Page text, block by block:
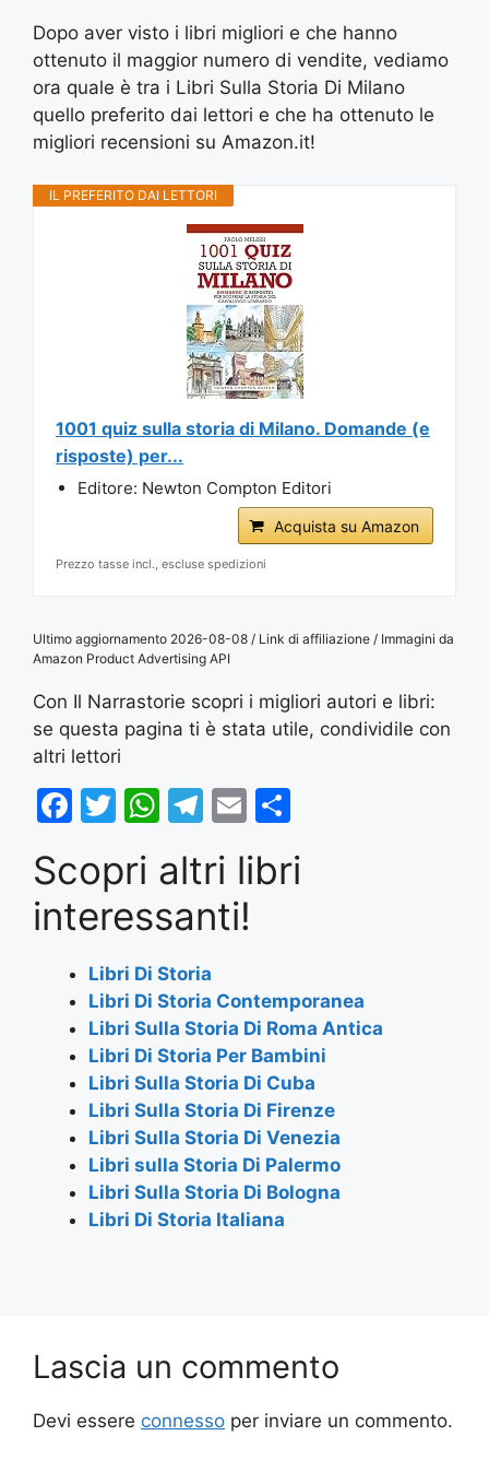
Dopo aver visto i libri migliori e che hanno
ottenuto il maggior numero di vendite, vediamo
ora quale è tra i Libri Sulla Storia Di Milano
quello preferito dai lettori e che ha ottenuto le
migliori recensioni su Amazon.it!
IL PREFERITO DAI LETTORI
1001 quiz sulla storia di Milano. Domande (e
risposte) per...
Editore: Newton Compton Editori
Acquista su Amazon
Prezzo tasse incl., escluse spedizioni
Ultimo aggiornamento 2026-08-08 / Link di affiliazione / Immagini da
Amazon Product Advertising API
Con Il Narrastorie scopri i migliori autori e libri:
se questa pagina ti è stata utile, condividile con
altri lettori
F
c
e
b
o
o
k
T
itt
er
W
at
s
A
p
p
T
e
gr
a
m
E
ai
l
ar
Scopri altri libri
interessanti!
Libri Di Storia
Libri Di Storia Contemporanea
Libri Sulla Storia Di Roma Antica
Libri Di Storia Per Bambini
Libri Sulla Storia Di Cuba
Libri Sulla Storia Di Firenze
Libri Sulla Storia Di Venezia
Libri sulla Storia Di Palermo
Libri Sulla Storia Di Bologna
Libri Di Storia Italiana
Lascia un commento
Devi essere connesso per inviare un commento.